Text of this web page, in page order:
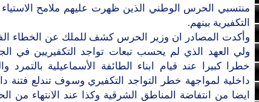
منتسبي الحرس الوطني الذين ظهرت عليهم ملامح
التكفيرية بينهم.
وأكدت المصادر ان وزير الحرس كشف للملك عن الخطاء
ولي العهد الذي لم يحسب تبعات تواجد التكفيريين في
خطرا كبيرا عند قيام ابناء الطائفة الأسماعيلية بالتمرد
داخلية لمواجهة خطر التواجد التكفيري وسوف تندلع فتنة
ايضا من انتفاضة المناطق الشرقية وكذا عند الانتهاء